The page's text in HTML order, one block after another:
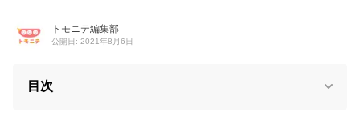
トモニテ編集部
公開日: 2021年8月6日
目次